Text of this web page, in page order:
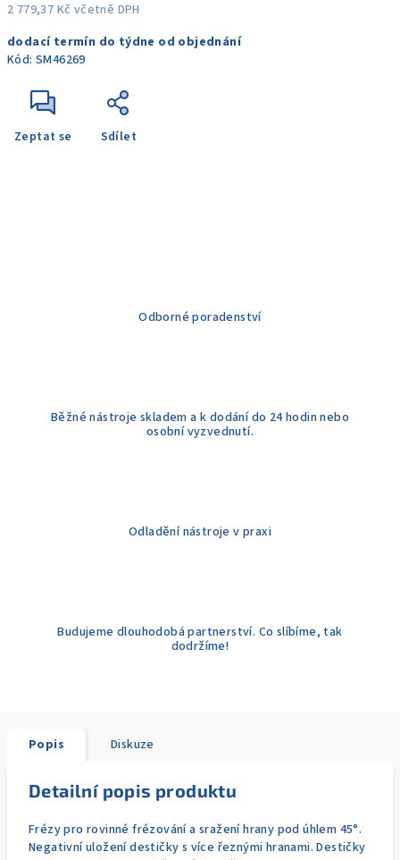
2 779,37 Kč včetně DPH
cena:
dodací termín do týdne od objednání
Kód: SM46269
Zeptat se Sdílet
Odborné poradenství
Běžné nástroje skladem a k dodání do 24 hodin nebo
osobní vyzvednutí.
Odladění nástroje v praxi
Budujeme dlouhodobá partnerství. Co slíbíme, tak
dodržíme!
Popis Diskuze
Detailní popis produktu
Frézy pro rovinné frézování a sražení hrany pod úhlem 45°.
Negativní uložení destičky s více řeznými hranami. Destičky